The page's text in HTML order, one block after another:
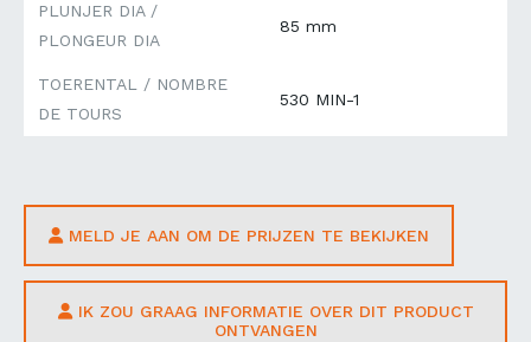
PLUNJER DIA /
PLONGEUR DIA
85 mm
TOERENTAL / NOMBRE
DE TOURS
530 MIN-1
MELD JE AAN OM DE PRIJZEN TE BEKIJKEN
IK ZOU GRAAG INFORMATIE OVER DIT PRODUCT
ONTVANGEN